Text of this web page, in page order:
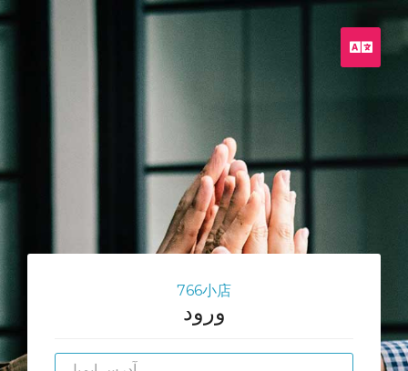
766小店
ورود
آدرس